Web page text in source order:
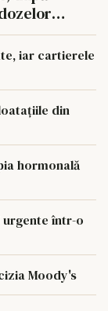
iar cartierele
din
hormonală
urgente într-o
Moody's